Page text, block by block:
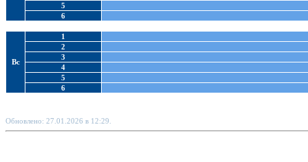
5
6
Вс
1
2
3
4
5
6
Обновлено: 27.01.2026 в 12:29.